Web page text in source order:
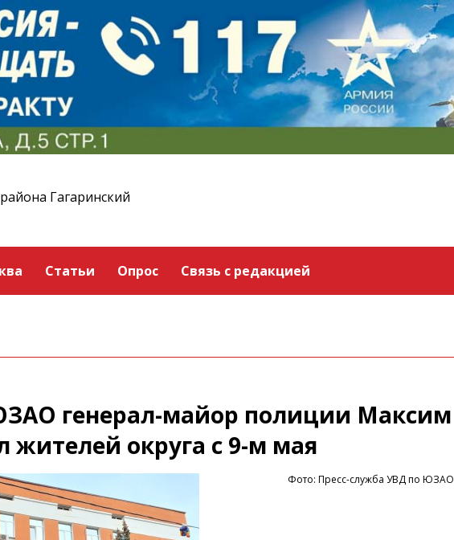
Гагаринский
Статьи Опрос Связь с редакцией
генерал-майор полиции Максим
жителей округа с 9-м мая
Фото: Пресс-служба УВД по ЮЗАО